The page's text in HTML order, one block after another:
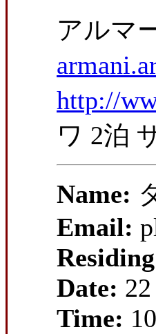
アルマ
http://
ワ 2泊
Name:
Email:
Date:
Time: